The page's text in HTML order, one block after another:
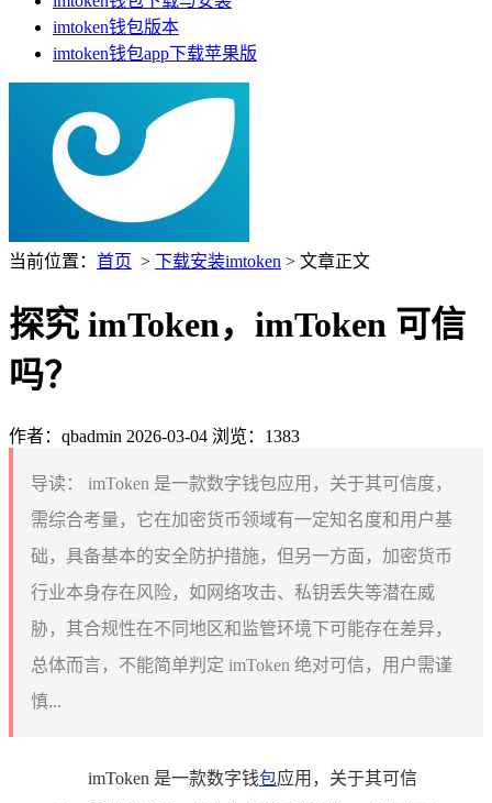
imtoken钱包版本
imtoken钱包app下载苹果版
当前位置： 首页 > 下载安装imtoken > 文章正文
探究 imToken，imToken 可信
吗？
作者：qbadmin 2026-03-04 浏览：1383
导读：
imToken 是一款数字钱包应用，关于其可信度，
需综合考量，它在加密货币领域有一定知名度和用户基
础，具备基本的安全防护措施，但另一方面，加密货币
行业本身存在风险，如网络攻击、私钥丢失等潜在威
胁，其合规性在不同地区和监管环境下可能存在差异，
总体而言，不能简单判定 imToken 绝对可信，用户需谨
慎...
imToken 是一款数字钱包应用，关于其可信